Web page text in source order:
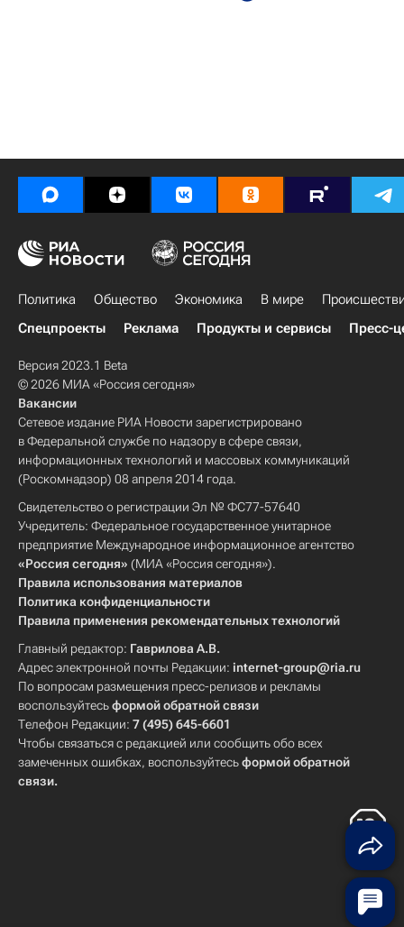
Политика Общество Экономика В мире
Спецпроекты
Реклама Продукты и сервисы Пресс-
Версия 2023.1 Beta
© 2026 МИА «Россия сегодня»
Вакансии
Сетевое издание РИА Новости зарегистрировано
в Федеральной службе по надзору в сфере связи,
информационных технологий и массовых коммуникаций
(Роскомнадзор) 08 апреля 2014 года.
Свидетельство о регистрации Эл № ФС77-57640
Учредитель: Федеральное государственное унитарное
предприятие Международное информационное агентство
«Россия сегодня» (МИА «Россия сегодня»).
Правила использования материалов
Политика конфиденциальности
Правила применения рекомендательных технологий
Главный редактор: Гаврилова А.В.
Адрес электронной почты Редакции: internet-group@ria.ru
По вопросам размещения пресс-релизов и рекламы
воспользуйтесьформой обратной связи
Телефон Редакции: 7 (495) 645-6601
Чтобы связаться с редакцией или сообщить обо всех
замеченных ошибках, воспользуйтесьформой обратной
связи.